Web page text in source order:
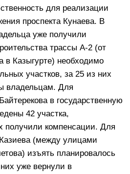
для реализации
проспекта Кунаева. В
уже получили
трассы А-2 (от
в Казыгурте) необходимо
участков, за 25 из них
владельцам. Для
в государственную
42 участка,
получили компенсации. Для
(между улицами
изъять планировалось
уже вернули в